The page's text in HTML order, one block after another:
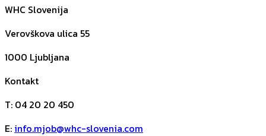
WHC Slovenija
Verovškova ulica 55
1000 Ljubljana
Kontakt
T: 04 20 20 450
E: info.mjob@whc-slovenia.com